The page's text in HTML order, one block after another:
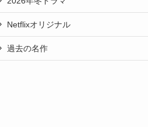
Netflixオリジナル
過去の名作